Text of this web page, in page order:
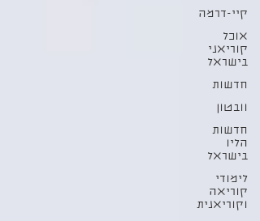
קיי-דרמה
אוכל
קוריאני
בישראל
חדשות
וובטון
חדשות
הליו
בישראל
לימודי
קוריאה
וקוריאנית